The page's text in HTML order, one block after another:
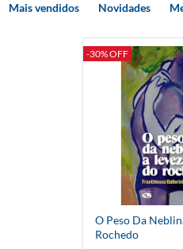
Mais vendidos Novidades
-30% OFF
O Peso Da
Rochedo